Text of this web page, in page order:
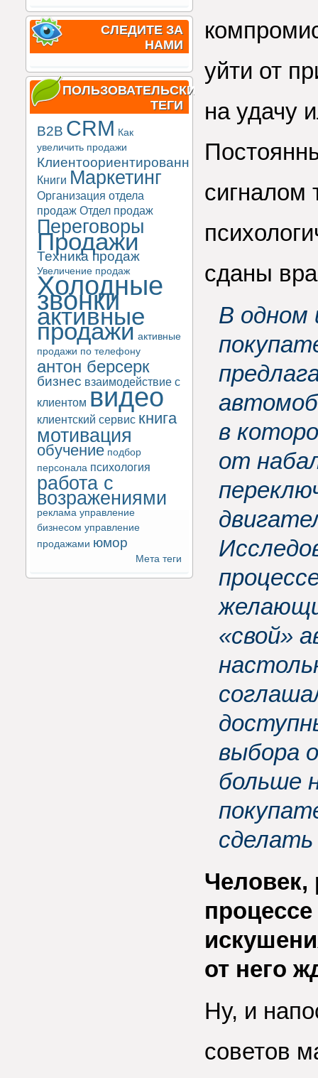
СЛЕДИТЕ ЗА
НАМИ
ПОЛЬЗОВАТЕЛЬСКИЕ
ТЕГИ
B2B CRM Как
увеличить продажи
Клиентоориентированность
Книги Маркетинг
Организация отдела
продаж Отдел продаж
Переговоры
Продажи
Техника продаж
Увеличение продаж
Холодные
звонки
активные
продажи активные
продажи по телефону
антон берсерк
бизнес взаимодействие с
клиентом видео
клиентский сервис книга
мотивация
обучение подбор
персонала психология
работа с
возражениями
реклама управление
бизнесом управление
продажами юмор
Мета теги
уйти от
на удачу
сигналом
сданы
В одном
в
от
«свой»
выбора
больше
Человек,
от него
Ну, и
советов